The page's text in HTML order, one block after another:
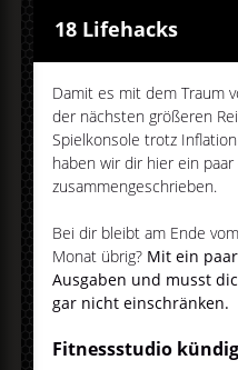
18 Lifehacks
Damit es mit dem Traum
der nächsten größeren
Spielkonsole trotz
haben wir dir hier ein
zusammengeschrieben.
Bei dir bleibt am Ende
Monat übrig? Mit ein
Ausgaben und musst
gar nicht einschränken.
Fitnessstudio